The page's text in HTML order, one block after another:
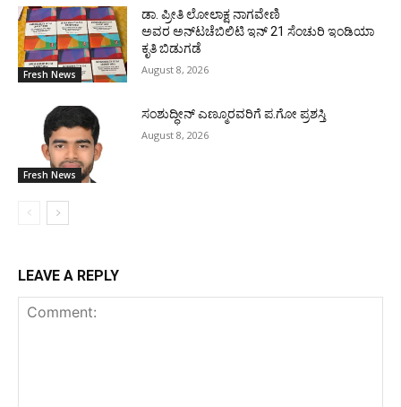
Fresh News
ಡಾ. ಪ್ರೀತಿ ಲೋಲಾಕ್ಷ ನಾಗವೇಣಿ
ಅವರ ಅನ್‌ಟಚೆಬಿಲಿಟಿ ಇನ್ 21 ಸೆಂಚುರಿ ಇಂಡಿಯಾ
ಕೃತಿ ಬಿಡುಗಡೆ
August 8, 2026
Fresh News
ಸಂಶುದ್ಧೀನ್ ಎಣ್ಮೂರವರಿಗೆ ಪ.ಗೋ ಪ್ರಶಸ್ತಿ
August 8, 2026
LEAVE A REPLY